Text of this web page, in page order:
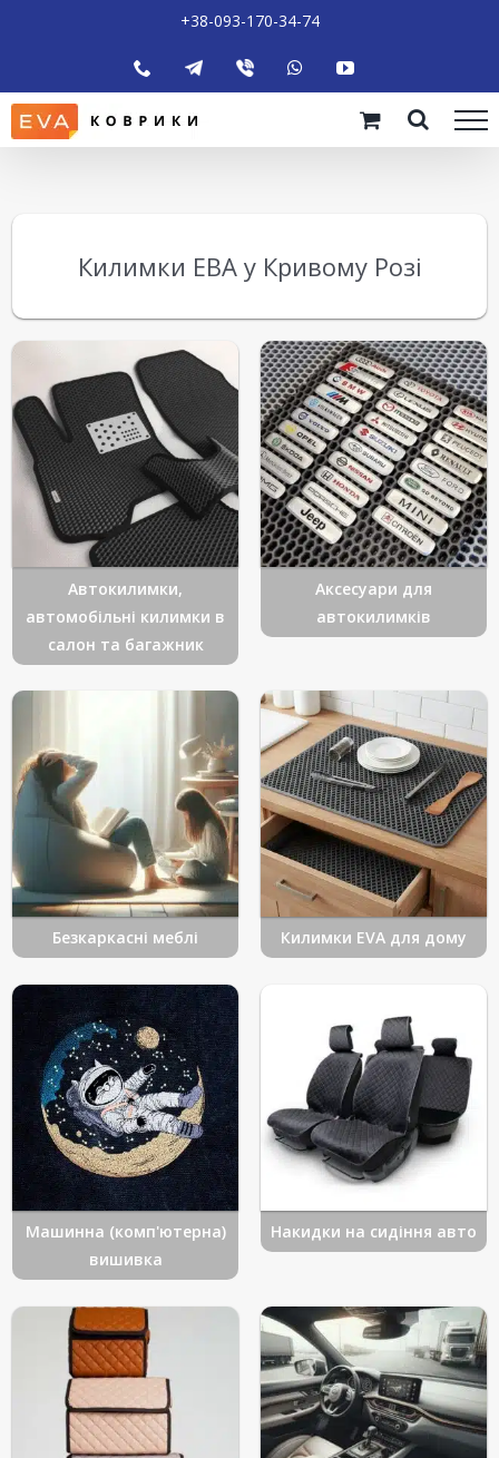
+38-093-170-34-74
Килимки ЕВА у Кривому Розі
Автокилимки,
автомобільні килимки в
салон та багажник
Аксесуари для
автокилимків
Безкаркасні меблі Килимки EVA для дому
Машинна (комп'ютерна)
вишивка
Накидки на сидіння авто